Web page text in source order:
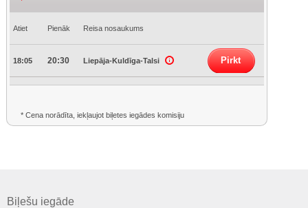
Atiet Pienāk Reisa nosaukums
18:05 20:30 Liepāja-Kuldīga-Talsi Pirkt
* Cena norādīta, iekļaujot biļetes iegādes komisiju
Biļešu iegāde